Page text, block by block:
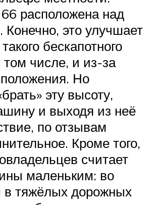
расположена над
Конечно, это улучшает
бескапотного
том числе, и из-за
Но
эту высоту,
и выходя из неё
по отзывам
Кроме того,
считает
маленьким: во
в тяжёлых дорожных